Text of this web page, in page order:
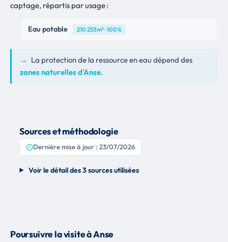
captage, répartis par usage :
Eau potable 210 253 m³ · 100 %
→ La protection de la ressource en eau dépend des
zones naturelles d'Anse.
Sources et méthodologie
Dernière mise à jour : 23/07/2026
Voir le détail des 3 sources utilisées
Poursuivre la visite à Anse